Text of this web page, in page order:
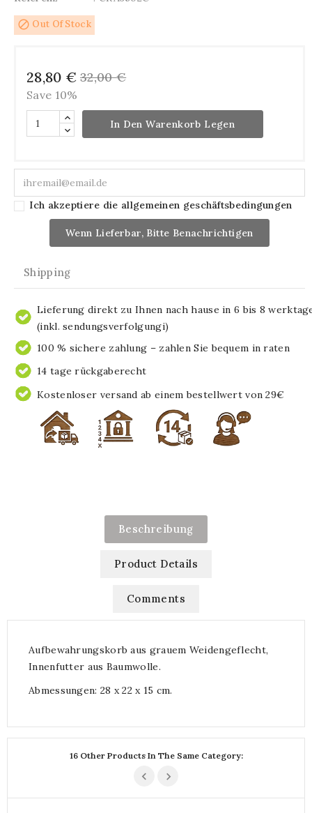
block Out Of Stock
28,80 € 32,00 €
Save 10%
In Den Warenkorb Legen
Ich akzeptiere die allgemeinen geschäftsbedingungen
Wenn Lieferbar, Bitte Benachrichtigen
Shipping
Lieferung direkt zu Ihnen nach hause in 6 bis 8
(inkl. sendungsverfolgungi)
100 % sichere zahlung – zahlen Sie bequem in raten
14 tage rückgaberecht
Kostenloser versand ab einem bestellwert von 29€
Beschreibung
Product Details
Comments
Aufbewahrungskorb aus grauem Weidengeflecht,
Innenfutter aus Baumwolle.
Abmessungen: 28 x 22 x 15 cm.
16 Other Products In The Same Category: